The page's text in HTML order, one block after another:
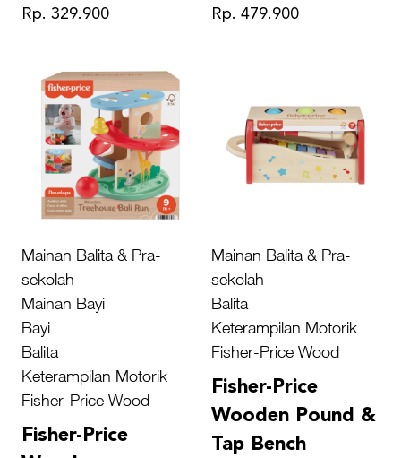
Rp. 329.900 Rp. 479.900
Mainan Balita & Pra-
sekolah
Mainan Bayi
Bayi
Balita
Keterampilan Motorik
Fisher-Price Wood
Fisher-Price
Mainan Balita & Pra-
sekolah
Balita
Keterampilan Motorik
Fisher-Price Wood
Fisher-Price
Wooden Pound &
Tap Bench